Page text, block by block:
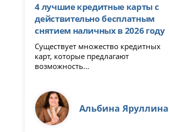
4 лучшие кредитные карты с
действительно бесплатным
снятием наличных в 2026 году
Существует множество кредитных
карт, которые предлагают
возможность...
Альбина Яруллина